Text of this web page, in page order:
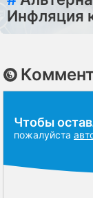
Инфляция
Чтобы
пожалуйста